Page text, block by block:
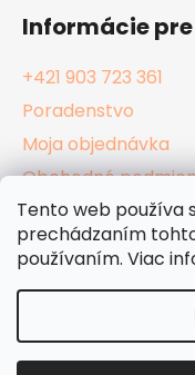
Tento web používa
prechádzaním
používaním. Viac
Informácie
+421 903 723 361
Poradenstvo
Moja objednávka
Obchodné
Reklamačný
Podmienky